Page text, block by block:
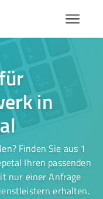
in
Finden Sie aus 1
Ihren passenden
nur einer Anfrage
erhalten.